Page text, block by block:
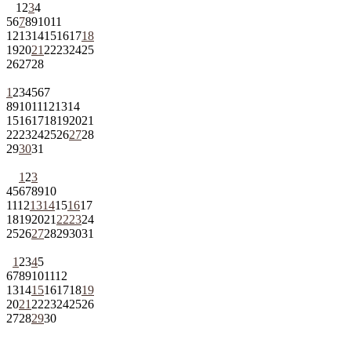
1 234
567891011
12131415161718
192021 22232425
262728
1 234567
891011121314
15161718192021
22232425262728
293031
1 23
45678910
11121314151617
18192021 222324
25262728293031
1 2345
6789101112
13141516171819
2021 2223242526
27282930